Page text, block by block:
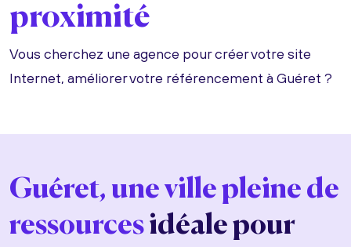
proximité
Vous cherchez une agence pour créer votre site
Internet, améliorer votre référencement à Guéret ?
Guéret, une ville pleine de
ressourcesidéale pour